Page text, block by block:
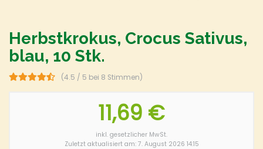
Herbstkrokus, Crocus Sativus,
blau, 10 Stk.
(4.5 / 5 bei 8 Stimmen)
11,69 €
inkl. gesetzlicher MwSt.
Zuletzt aktualisiert am: 7. August 2026 14:15